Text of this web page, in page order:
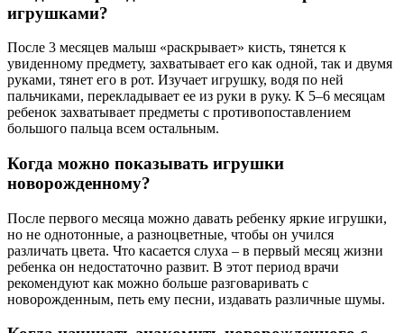
игрушками?
После 3 месяцев малыш «раскрывает» кисть, тянется к
увиденному предмету, захватывает его как одной, так и двумя
руками, тянет его в рот. Изучает игрушку, водя по ней
пальчиками, перекладывает ее из руки в руку. К 5–6 месяцам
ребенок захватывает предметы с противопоставлением
большого пальца всем остальным.
Когда можно показывать игрушки
новорожденному?
После первого месяца можно давать ребенку яркие игрушки,
но не однотонные, а разноцветные, чтобы он учился
различать цвета. Что касается слуха – в первый месяц жизни
ребенка он недостаточно развит. В этот период врачи
рекомендуют как можно больше разговаривать с
новорожденным, петь ему песни, издавать различные шумы.